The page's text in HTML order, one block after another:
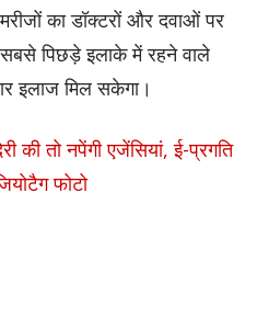
का डॉक्टरों और दवाओं पर
पिछड़े इलाके में रहने वाले
इलाज मिल सकेगा।
की तो नपेंगी एजेंसियां, ई-प्रगति
फोटो